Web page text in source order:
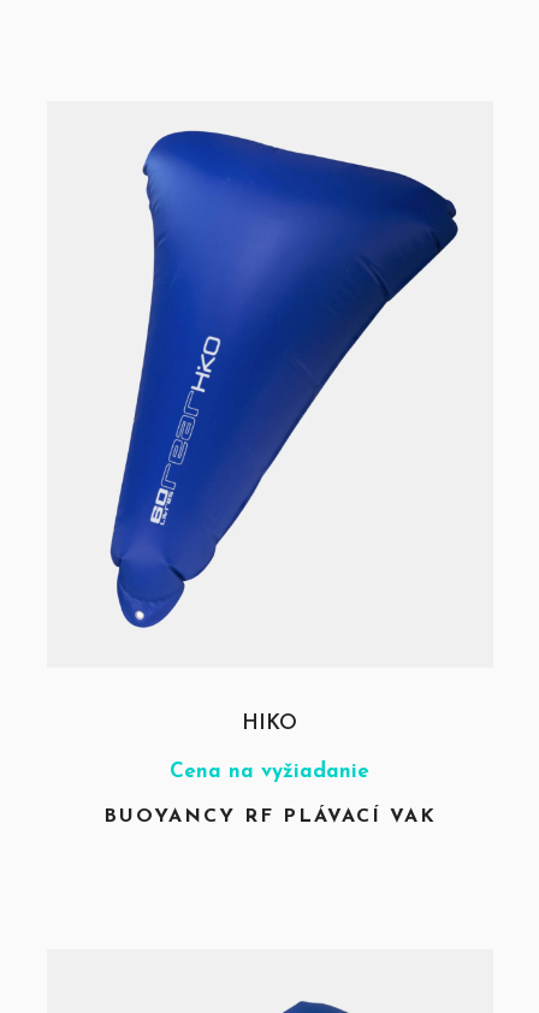
HIKO
Cena na vyžiadanie
BUOYANCY RF PLÁVACÍ VAK